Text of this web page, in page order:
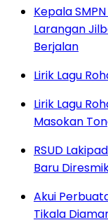
Kepala
Larangan
Berjalan
Lirik Lagu
Lirik Lagu
Masokan
RSUD
Baru
Akui
Tikala